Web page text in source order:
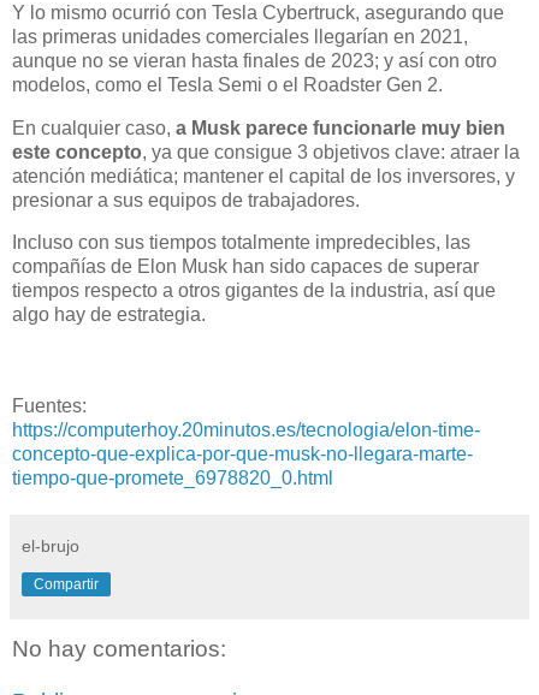
Y lo mismo ocurrió con Tesla Cybertruck, asegurando que
las primeras unidades comerciales llegarían en 2021,
aunque no se vieran hasta finales de 2023; y así con otro
modelos, como el Tesla Semi o el Roadster Gen 2.
En cualquier caso, a Musk parece funcionarle muy bien
este concepto, ya que consigue 3 objetivos clave: atraer la
atención mediática; mantener el capital de los inversores, y
presionar a sus equipos de trabajadores.
Incluso con sus tiempos totalmente impredecibles, las
compañías de Elon Musk han sido capaces de superar
tiempos respecto a otros gigantes de la industria, así que
algo hay de estrategia.
Fuentes:
https://computerhoy.20minutos.es/tecnologia/elon-time-
concepto-que-explica-por-que-musk-no-llegara-marte-
tiempo-que-promete_6978820_0.html
el-brujo
Compartir
No hay comentarios: